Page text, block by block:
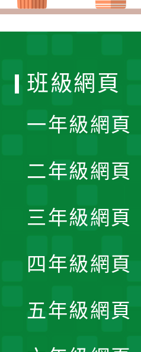
班級網頁
一年級網頁
二年級網頁
三年級網頁
四年級網頁
五年級網頁